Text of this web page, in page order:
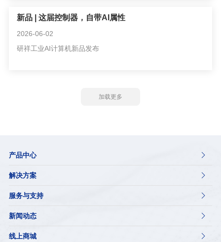
新品 | 这届控制器，自带AI属性
2026-06-02
研祥工业AI计算机新品发布
加载更多
产品中心 
解决方案 
服务与支持 
新闻动态 
线上商城 